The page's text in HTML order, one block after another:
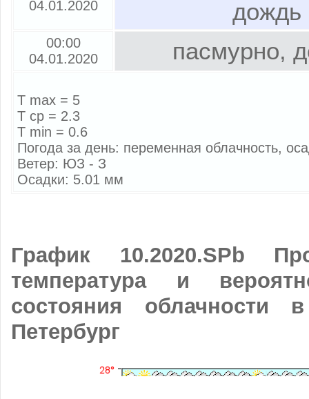
04.01.2020 дождь
00:00
04.01.2020
пасмурно,
T max = 5
T cp = 2.3
T min = 0.6
Погода за день: переменная облачность,
Ветер: ЮЗ - З
Осадки: 5.01 мм
График 10.2020.SPb
температура и
состояния облачности
Петербург